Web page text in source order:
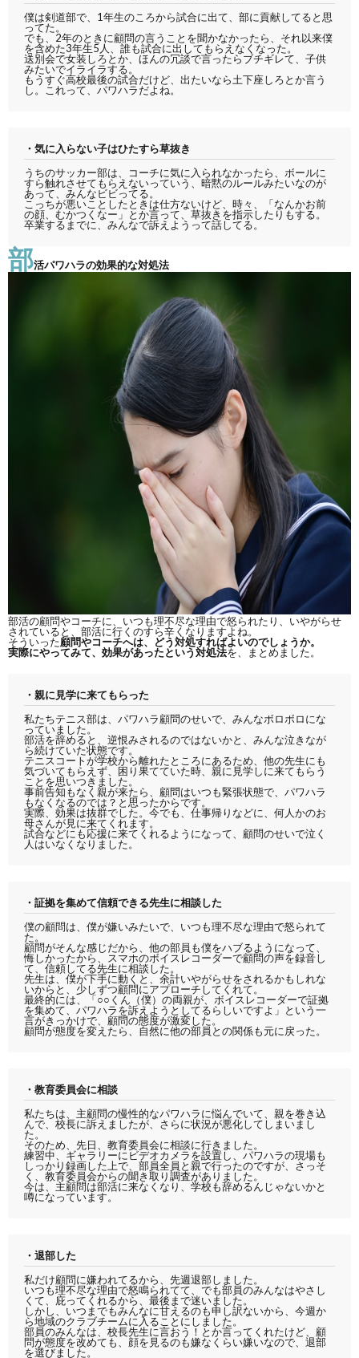
僕は剣道部で、1年生のころから試合に出て、部に貢献してると思
ってた。
でも、2年のときに顧問の言うことを聞かなかったら、それ以来僕
を含めた3年生5人、誰も試合に出してもらえなくなった。
送別会で女装しろとか、ほんの冗談で言ったらブチギレて、子供
みたいでイライラする。
もうすぐ高校最後の試合だけど、出たいなら土下座しろとか言う
し。これって、パワハラだよね。
・気に入らない子はひたすら草抜き
うちのサッカー部は、コーチに気に入られなかったら、ボールに
すら触れさせてもらえないっていう、暗黙のルールみたいなのが
あって、みんなビビってる。
こっちが悪いことしたときは仕方ないけど、時々、「なんかお前
の顔、むかつくなー」とか言って、草抜きを指示したりもする。
卒業するまでに、みんなで訴えようって話してる。
部活パワハラの効果的な対処法
部活の顧問やコーチに、いつも理不尽な理由で怒られたり、いやがらせ
されていると、部活に行くのすら辛くなりますよね。
そういった顧問やコーチへは、どう対処すればよいのでしょうか。
実際にやってみて、効果があったという対処法を、まとめました。
・親に見学に来てもらった
私たちテニス部は、パワハラ顧問のせいで、みんなボロボロにな
っていました。
部活を辞めると、逆恨みされるのではないかと、みんな泣きなが
ら続けていた状態です。
テニスコートが学校から離れたところにあるため、他の先生にも
気づいてもらえず、困り果てていた時、親に見学しに来てもらう
ことを思いつきました。
事前告知もなく親が来たら、顧問はいつも緊張状態で、パワハラ
もなくなるのでは？と思ったからです。
実際、効果は抜群でした。今でも、仕事帰りなどに、何人かのお
母さんが見に来てくれます。
試合などにも応援に来てくれるようになって、顧問のせいで泣く
人はいなくなりました。
・証拠を集めて信頼できる先生に相談した
僕の顧問は、僕が嫌いみたいで、いつも理不尽な理由で怒られて
た。
顧問がそんな感じだから、他の部員も僕をハブるようになって、
悔しかったから、スマホのボイスレコーダーで顧問の声を録音し
て、信頼してる先生に相談した。
先生は、僕が下手に動くと、余計いやがらせをされるかもしれな
いからと、少しずつ顧問にアプローチしてくれて。
最終的には、「○○くん（僕）の両親が、ボイスレコーダーで証拠
を集めて、パワハラを訴えようとしてるらしいですよ」という一
言がきっかけで、顧問の態度が激変した。
顧問が態度を変えたら、自然に他の部員との関係も元に戻った。
・教育委員会に相談
私たちは、主顧問の慢性的なパワハラに悩んでいて、親を巻き込
んで、校長に訴えましたが、さらに状況が悪化してしまいまし
た。
そのため、先日、教育委員会に相談に行きました。
練習中、ギャラリーにビデオカメラを設置し、パワハラの現場も
しっかり録画した上で、部員全員と親で行ったのですが、さっそ
く、教育委員会からの聞き取り調査がありました。
今は、主顧問は部活に来なくなり、学校も辞めるんじゃないかと
噂になっています。
・退部した
私だけ顧問に嫌われてるから、先週退部しました。
いつも理不尽な理由で怒鳴られてて、でも部員のみんなはやさし
くて、庇ってくれるから、最後まで迷いました。
しかし、いつまでもみんなに甘えるのも申し訳ないから、今週か
ら地域のクラブチームに入ることにしました。
部員のみんなは、校長先生に言おう！とか言ってくれたけど、顧
問が態度を改めても、顔を見るのも嫌なくらい嫌いなので、退部
を選びました。